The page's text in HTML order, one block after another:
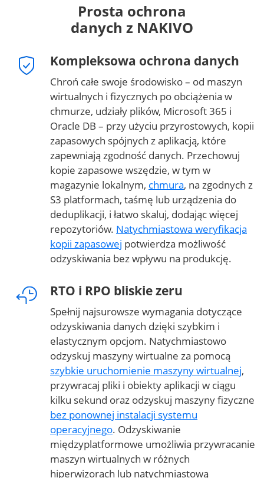
Prosta ochrona
danych z NAKIVO
Kompleksowa ochrona danych
Chroń całe swoje środowisko – od maszyn
wirtualnych i fizycznych po obciążenia w
chmurze, udziały plików, Microsoft 365 i
Oracle DB – przy użyciu przyrostowych, kopii
zapasowych spójnych z aplikacją, które
zapewniają zgodność danych. Przechowuj
kopie zapasowe wszędzie, w tym w
magazynie lokalnym, chmura, na zgodnych z
S3 platformach, taśmę lub urządzenia do
deduplikacji, i łatwo skaluj, dodając więcej
repozytoriów. Natychmiastowa weryfikacja
kopii zapasowej potwierdza możliwość
odzyskiwania bez wpływu na produkcję.
RTO i RPO bliskie zeru
Spełnij najsurowsze wymagania dotyczące
odzyskiwania danych dzięki szybkim i
elastycznym opcjom. Natychmiastowo
odzyskuj maszyny wirtualne za pomocą
szybkie uruchomienie maszyny wirtualnej,
przywracaj pliki i obiekty aplikacji w ciągu
kilku sekund oraz odzyskuj maszyny fizyczne
bez ponownej instalacji systemu
operacyjnego. Odzyskiwanie
międzyplatformowe umożliwia przywracanie
maszyn wirtualnych w różnych
hiperwizorach lub natychmiastową